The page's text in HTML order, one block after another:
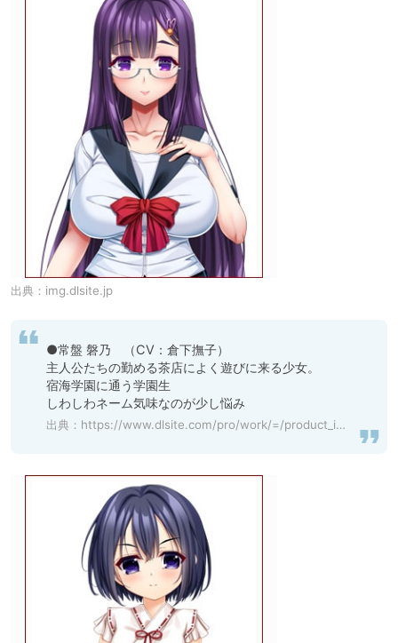
出典： img.dlsite.jp
●常盤 磐乃　（CV：倉下撫子）
主人公たちの勤める茶店によく遊びに来る少女。
宿海学園に通う学園生
しわしわネーム気味なのが少し悩み
出典： https://www.dlsite.com/pro/work/=/product_id/VJ01002473.html